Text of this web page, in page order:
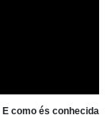
como és conhecida